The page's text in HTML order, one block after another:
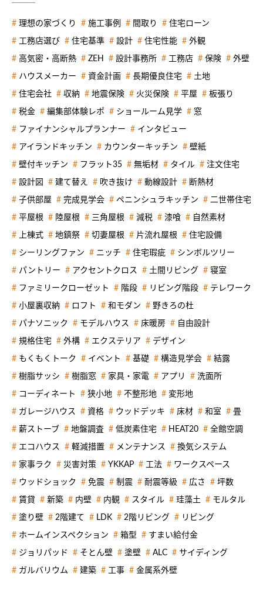
理想の家づくり 施工事例 間取り 住宅ローン
工務店選び 住宅基準 設計 住宅性能 外観
高気密・高断熱 ZEH 設計事務所 工務店 保険 外壁
ハウスメーカー 資金計画 長期優良住宅 土地
住宅会社 収納 地震保険 火災保険 平屋 板張り
税金 編集部体験レポ ショールーム見学 窓
ファイナンシャルプランナー インタビュー
アイランドキッチン カウンターキッチン 壁紙
壁付キッチン フラット35 無垢材 タイル 注文住宅
設計図 建て替え 吹き抜け 動線設計 断熱材
子供部屋 完成見学会 ペニンシュラキッチン 二世帯住宅
平屋根 陸屋根 三角屋根 減税 漆喰 自然素材
上棟式 地鎮祭 切妻屋根 片流れ屋根 住宅設備
シーリングファン ニッチ 住宅瑕疵 シンボルツリー
パントリー アクセントクロス 土間リビング 寝室
ファミリークローゼット 階段 リビング階段 テレワーク
小屋裏収納 ロフト 和モダン 野きろの杜
パナソニック モデルハウス 床暖房 自由設計
規格住宅 外構 エクステリア デザイン
もくもくトーク イベント 基礎 構造見学会 結露
樹脂サッシ 樹脂窓 家具・家電 アプリ 洗面所
コーディネート 狭小地 不整形地 変形地
ガレージハウス 資格 ウッドデッキ 床材 和室 畳
薪ストーブ 地盤調査 低炭素住宅 HEAT20 全館空調
エコハウス 軽減措置 メンテナンス 換気システム
家事ラク 災害対策 YKKAP 工法 ワークスペース
ウッドショック 免震 制震 耐震等級 広さ 坪数
賃貸 新築 内壁 内観 スタイル 珪藻土 モルタル
塗り壁 2階建て LDK 2階リビング リビング
ホームインスペクション 箱型 すまい給付金
ジョリパッド そとん壁 塗壁 ALC サイディング
ガルバリウム 建築 工事 金属系外壁